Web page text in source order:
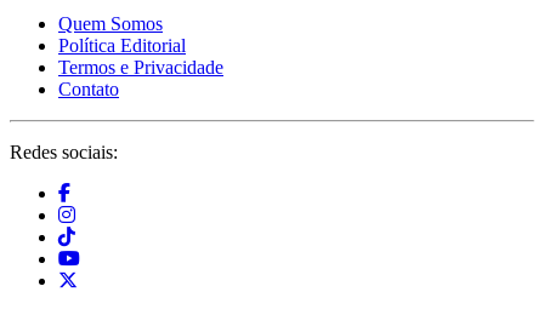
Quem Somos
Política Editorial
Termos e Privacidade
Contato
Redes sociais: